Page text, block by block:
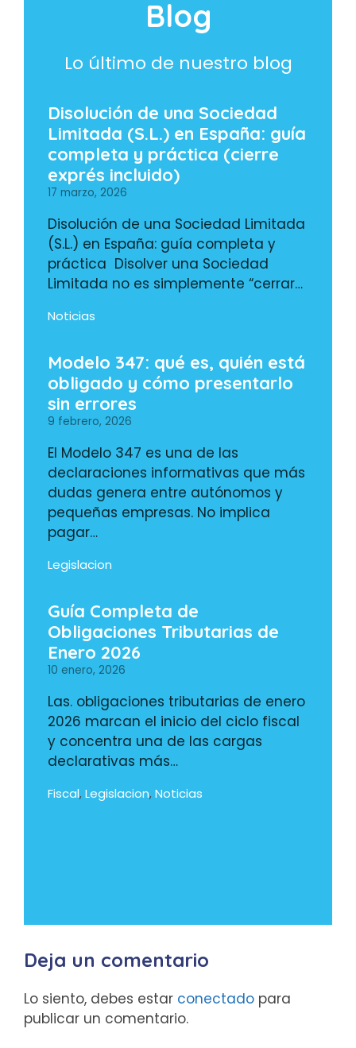
Blog
Lo último de nuestro blog
Disolución de una Sociedad
Limitada (S.L.) en España: guía
completa y práctica (cierre
exprés incluido)
17 marzo, 2026
Disolución de una Sociedad Limitada
(S.L.) en España: guía completa y
práctica Disolver una Sociedad
Limitada no es simplemente “cerrar…
Noticias
Modelo 347: qué es, quién está
obligado y cómo presentarlo
sin errores
9 febrero, 2026
El Modelo 347 es una de las
declaraciones informativas que más
dudas genera entre autónomos y
pequeñas empresas. No implica
pagar…
Legislacion
Guía Completa de
Obligaciones Tributarias de
Enero 2026
10 enero, 2026
Las. obligaciones tributarias de enero
2026 marcan el inicio del ciclo fiscal
y concentra una de las cargas
declarativas más…
Fiscal, Legislacion, Noticias
Deja un comentario
Lo siento, debes estar conectado para
publicar un comentario.